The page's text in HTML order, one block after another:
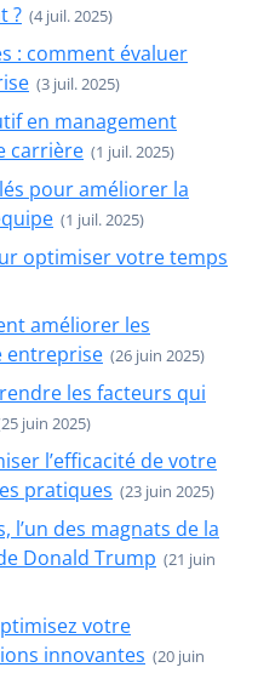
? (4 juil. 2025)
: comment évaluer
(3 juil. 2025)
en management
carrière (1 juil. 2025)
pour améliorer la
(1 juil. 2025)
optimiser votre temps
améliorer les
entreprise (26 juin 2025)
les facteurs qui
juin 2025)
l’efficacité de votre
pratiques (23 juin 2025)
l’un des magnats de la
Donald Trump (21 juin
votre
innovantes (20 juin